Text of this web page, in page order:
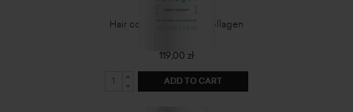
Hair conditioner with collagen
119,00 zł
ADD TO CART